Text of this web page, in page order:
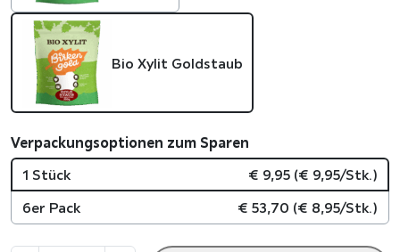
Bio Xylit Goldstaub
Verpackungsoptionen zum Sparen
1 Stück
€ 9,95 (€ 9,95/Stk.)
6er Pack
€ 53,70 (€ 8,95/Stk.)